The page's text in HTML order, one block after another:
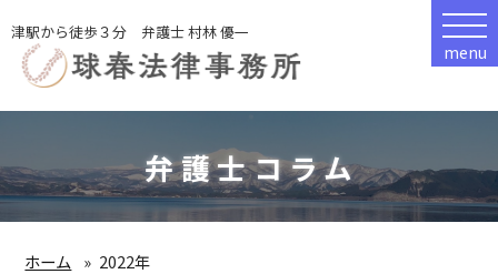
津駅から徒歩３分 弁護士 村林 優一
menu
弁護士コラム
ホーム 2022年